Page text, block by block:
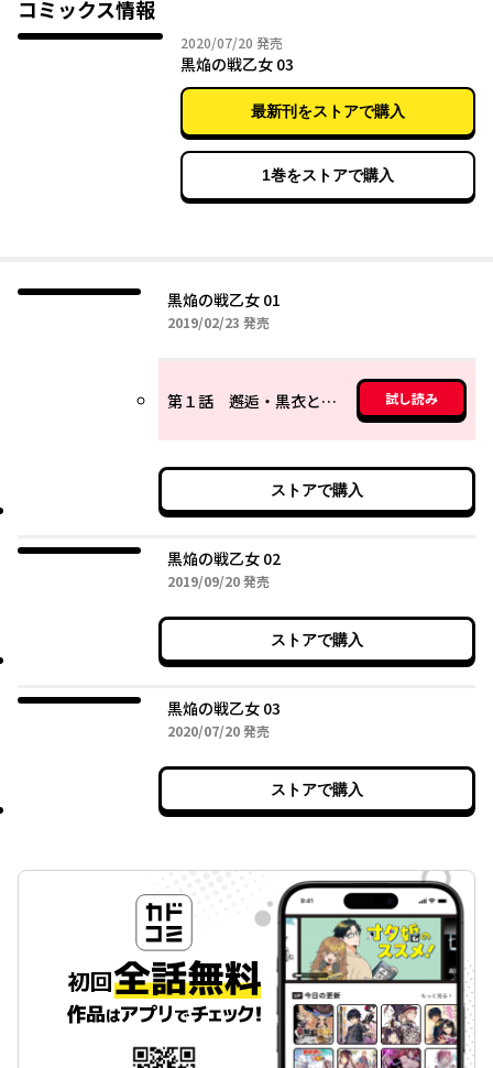
コミックス情報
2020/07/20 2020年07月20日
発売
黒焔の戦乙女 03
最新刊をストアで購入
1巻をストアで購入
黒焔の戦乙女 01
2019/02/23 2019年02月23日
発売
第１話 邂逅・黒衣と白繰 試し読み
ストアで購入
黒焔の戦乙女 02
2019/09/202019年09月20日
発売
ストアで購入
黒焔の戦乙女 03
2020/07/202020年07月20日
発売
ストアで購入